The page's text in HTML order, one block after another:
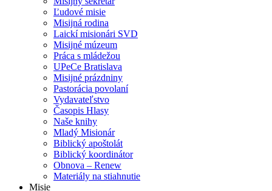
Ľudové misie
Misijná rodina
Laickí misionári SVD
Misijné múzeum
Práca s mládežou
UPeCe Bratislava
Misijné prázdniny
Pastorácia povolaní
Vydavateľstvo
Časopis Hlasy
Naše knihy
Mladý Misionár
Biblický apoštolát
Biblický koordinátor
Obnova – Renew
Materiály na stiahnutie
Misie